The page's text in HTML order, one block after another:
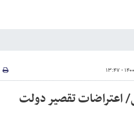
اعتراضات تقصیر دولت